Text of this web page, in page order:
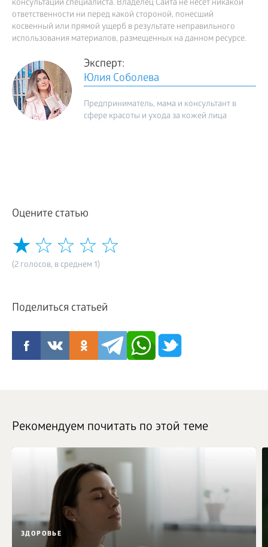
консультации специалиста. Владелец Сайта не несет никакой
ответственности ни перед какой стороной, понесший
косвенный или прямой ущерб в результате неправильного
использования материалов, размещенных на данном ресурсе.
Эксперт:
Юлия Соболева
Предприниматель, мама и консультант в
сфере красоты и ухода за кожей лица
Оцените статью
(2 голосов, в среднем 1)
Поделиться статьей
Рекомендуем почитать по этой теме
ЗДОРОВЬЕ